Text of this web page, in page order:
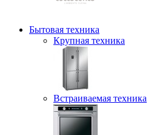
Бытовая техника
Крупная техника
Встраиваемая техника